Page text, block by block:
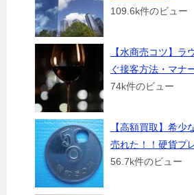
109.6k件のビュー
【水商売コツ】ラ
ぐ接客方法・マナ
74k件のビュー
【高額買取】希少
売れた！！硬貨プ
56.7k件のビュー